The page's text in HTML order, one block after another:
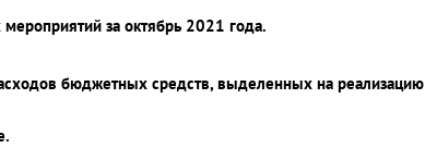
за октябрь 2021 года.
бюджетных средств, выделенных на реализацию